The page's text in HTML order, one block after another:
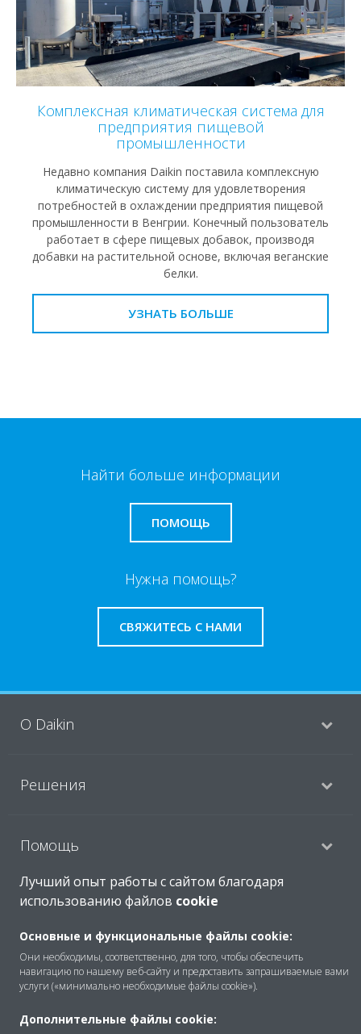
Комплексная климатическая система для
предприятия пищевой
промышленности
Недавно компания Daikin поставила комплексную
климатическую систему для удовлетворения
потребностей в охлаждении предприятия пищевой
промышленности в Венгрии. Конечный пользователь
работает в сфере пищевых добавок, производя
добавки на растительной основе, включая веганские
белки.
УЗНАТЬ БОЛЬШЕ
Найти больше информации
ПОМОЩЬ
Нужна помощь?
СВЯЖИТЕСЬ С НАМИ
O Daikin
Решения
Помощь
Продукты
Copyright © Daikin
Использование cookie
Конфиденциальность данных
Корпоративная этика
Лучший опыт работы с сайтом благодаря
использованию файлов cookie
Основные и функциональные файлы cookie:
Они необходимы, соответственно, для того, чтобы обеспечить
навигацию по нашему веб-сайту и предоставить запрашиваемые вами
услуги («минимально необходимые файлы cookie»).
Дополнительные файлы cookie: